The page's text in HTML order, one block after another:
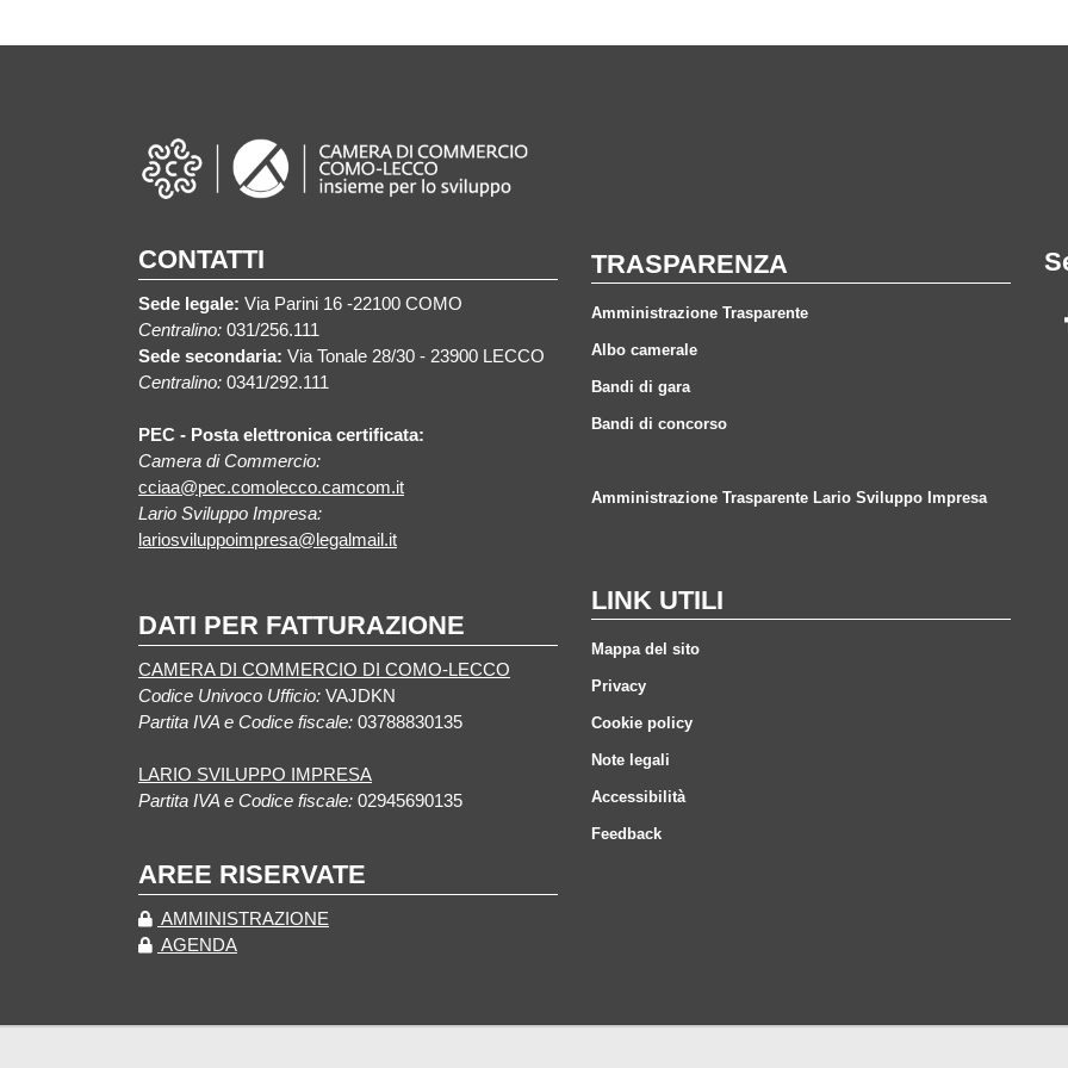
CONTATTI
Sede legale: Via Parini 16 -22100 COMO
Centralino: 031/256.111
Sede secondaria: Via Tonale 28/30 - 23900 LECCO
Centralino: 0341/292.111
PEC - Posta elettronica certificata:
Camera di Commercio:
cciaa@pec.comolecco.camcom.it
Lario Sviluppo Impresa:
lariosviluppoimpresa@legalmail.it
DATI PER FATTURAZIONE
CAMERA DI COMMERCIO DI COMO-LECCO
Codice Univoco Ufficio: VAJDKN
Partita IVA e Codice fiscale: 03788830135
LARIO SVILUPPO IMPRESA
Partita IVA e Codice fiscale: 02945690135
AREE RISERVATE
AMMINISTRAZIONE
AGENDA
TRASPARENZA
Amministrazione Trasparente
Albo camerale
Bandi di gara
Bandi di concorso
Amministrazione Trasparente Lario Sviluppo Impresa
LINK UTILI
Mappa del sito
Privacy
Cookie policy
Note legali
Accessibilità
Feedback